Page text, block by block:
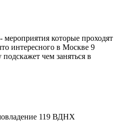
мероприятия которые проходят
интересного в Москве 9
чем заняться в
119 ВДНХ